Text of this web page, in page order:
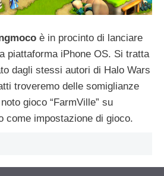
è in procinto di lanciare
piattaforma iPhone OS. Si tratta
dagli stessi autori di Halo Wars
troveremo delle somiglianze
gioco “FarmVille” su
come impostazione di gioco.